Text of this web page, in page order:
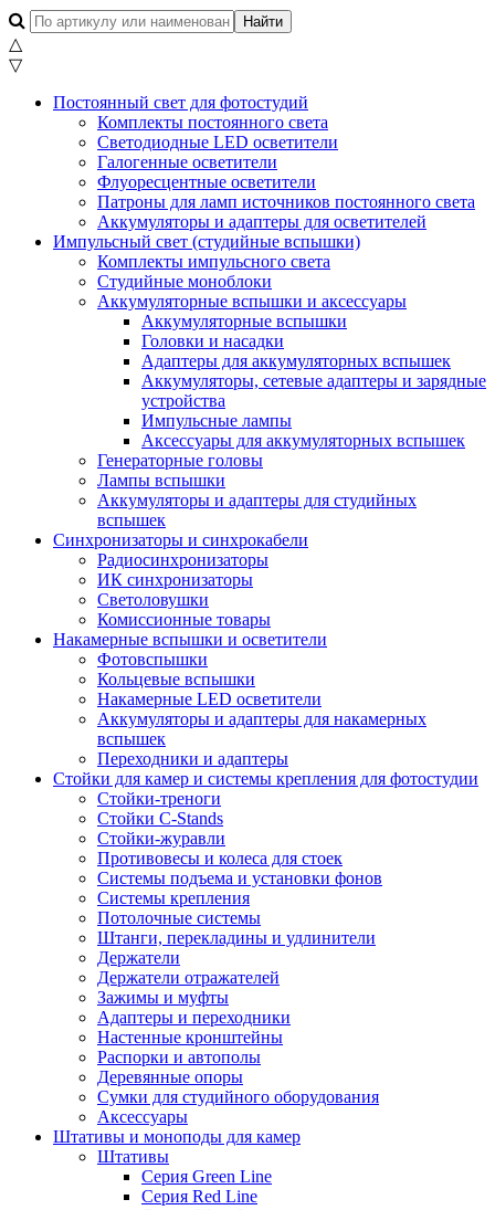
△
▽
Постоянный свет для фотостудий
Комплекты постоянного света
Светодиодные LED осветители
Галогенные осветители
Флуоресцентные осветители
Патроны для ламп источников постоянного света
Аккумуляторы и адаптеры для осветителей
Импульсный свет (студийные вспышки)
Комплекты импульсного света
Студийные моноблоки
Аккумуляторные вспышки и аксессуары
Аккумуляторные вспышки
Головки и насадки
Адаптеры для аккумуляторных вспышек
Аккумуляторы, сетевые адаптеры и зарядные
устройства
Импульсные лампы
Аксессуары для аккумуляторных вспышек
Генераторные головы
Лампы вспышки
Аккумуляторы и адаптеры для студийных
вспышек
Синхронизаторы и синхрокабели
Радиосинхронизаторы
ИК синхронизаторы
Светоловушки
Комиссионные товары
Накамерные вспышки и осветители
Фотовспышки
Кольцевые вспышки
Накамерные LED осветители
Аккумуляторы и адаптеры для накамерных
вспышек
Переходники и адаптеры
Стойки для камер и системы крепления для фотостудии
Стойки-треноги
Стойки C-Stands
Стойки-журавли
Противовесы и колеса для стоек
Системы подъема и установки фонов
Системы крепления
Потолочные системы
Штанги, перекладины и удлинители
Держатели
Держатели отражателей
Зажимы и муфты
Адаптеры и переходники
Настенные кронштейны
Распорки и автополы
Деревянные опоры
Сумки для студийного оборудования
Аксессуары
Штативы и моноподы для камер
Штативы
Серия Green Line
Серия Red Line